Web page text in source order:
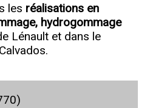
les réalisations en
hydrogommage
Lénault et dans le